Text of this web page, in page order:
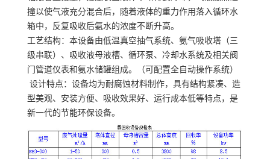
撞以使气液充分混合后，随着液体的重力作用落入循环水
箱中，反复吸收后氨水的浓度不断升高。
工艺结构：本设备由低温真空抽气系统、氨气吸收塔（三
级串联）、吸收液母液槽、循环泵、冷却水系统及相关阀
门管道仪表和氨水储罐组成。（可配置全自动操作系统）
设计特点：设备均为耐腐蚀材料制作，具有结构紧凑、造
型美观、安装方便、吸收效果好、运行成本低等特点，是
新一代的节能环保设备。